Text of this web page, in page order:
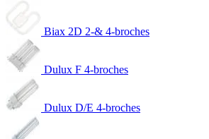
Biax 2D 2-& 4-broches
Dulux F 4-broches
Dulux D/E 4-broches